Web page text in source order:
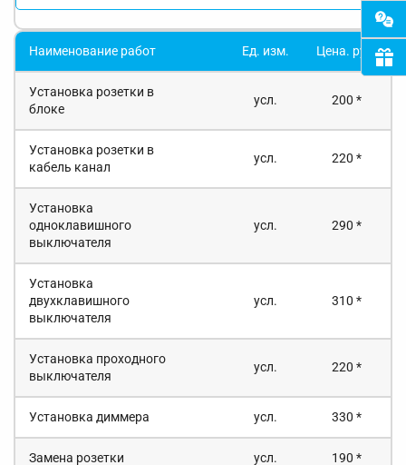
Наименование работ Ед. изм. Цена. руб.
Установка розетки в
блоке
усл. 200 *
Установка розетки в
кабель канал
усл. 220 *
Установка
одноклавишного
выключателя
усл. 290 *
Установка
двухклавишного
выключателя
усл. 310 *
Установка проходного
выключателя
усл. 220 *
Установка диммера усл. 330 *
Замена розетки усл. 190 *